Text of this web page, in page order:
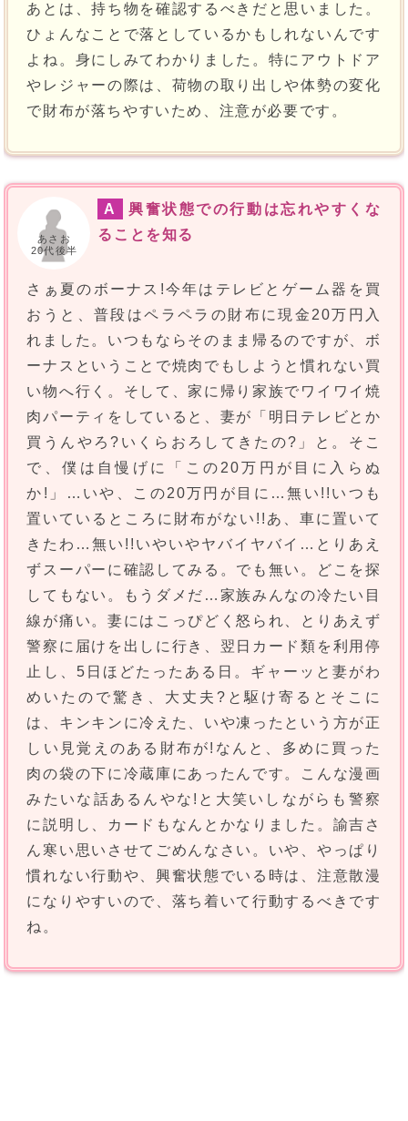
あとは、持ち物を確認するべきだと思いました。
ひょんなことで落としているかもしれないんです
よね。身にしみてわかりました。特にアウトドア
やレジャーの際は、荷物の取り出しや体勢の変化
で財布が落ちやすいため、注意が必要です。
あさお
20代後半
A
興奮状態での行動は忘れやすくな
ることを知る
さぁ夏のボーナス!今年はテレビとゲーム器を買
おうと、普段はペラペラの財布に現金20万円入
れました。いつもならそのまま帰るのですが、ボ
ーナスということで焼肉でもしようと慣れない買
い物へ行く。そして、家に帰り家族でワイワイ焼
肉パーティをしていると、妻が「明日テレビとか
買うんやろ?いくらおろしてきたの?」と。そこ
で、僕は自慢げに「この20万円が目に入らぬ
か!」…いや、この20万円が目に…無い!!いつも
置いているところに財布がない!!あ、車に置いて
きたわ…無い!!いやいやヤバイヤバイ…とりあえ
ずスーパーに確認してみる。でも無い。どこを探
してもない。もうダメだ…家族みんなの冷たい目
線が痛い。妻にはこっぴどく怒られ、とりあえず
警察に届けを出しに行き、翌日カード類を利用停
止し、5日ほどたったある日。ギャーッと妻がわ
めいたので驚き、大丈夫?と駆け寄るとそこに
は、キンキンに冷えた、いや凍ったという方が正
しい見覚えのある財布が!なんと、多めに買った
肉の袋の下に冷蔵庫にあったんです。こんな漫画
みたいな話あるんやな!と大笑いしながらも警察
に説明し、カードもなんとかなりました。諭吉さ
ん寒い思いさせてごめんなさい。いや、やっぱり
慣れない行動や、興奮状態でいる時は、注意散漫
になりやすいので、落ち着いて行動するべきです
ね。